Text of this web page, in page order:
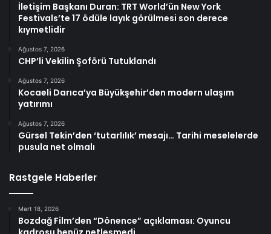
İletişim Başkanı Duran: TRT World’ün New York
Festivals’te 17 ödüle layık görülmesi son derece
kıymetlidir
Ağustos 7, 2026
CHP’li Vekilin Şoförü Tutuklandı
Ağustos 7, 2026
Kocaeli Darıca’ya Büyükşehir’den modern ulaşım
yatırımı
Ağustos 7, 2026
Gürsel Tekin’den ‘tutarlılık’ mesajı… Tarihi meselelerde
pusula net olmalı
Rastgele Haberler
Mart 18, 2026
Bozdağ Film’den “Dönence” açıklaması: Oyuncu